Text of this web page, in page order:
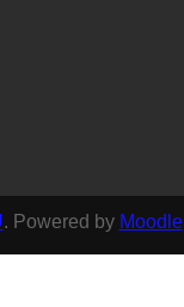
. Powered by Moodle